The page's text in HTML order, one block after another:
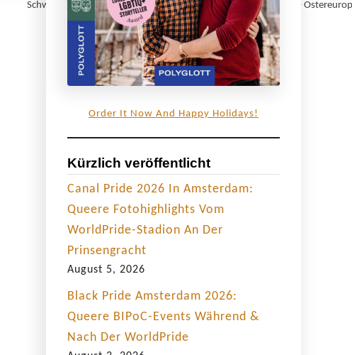
Schwierige Situation für die LGBTIQ+ Community in der Ukraine –
Order It Now And Happy Holidays!
Kürzlich veröffentlicht
Canal Pride 2026 In Amsterdam:
Queere Fotohighlights Vom
WorldPride-Stadion An Der
Prinsengracht
August 5, 2026
Black Pride Amsterdam 2026:
Queere BIPoC-Events Während &
Nach Der WorldPride